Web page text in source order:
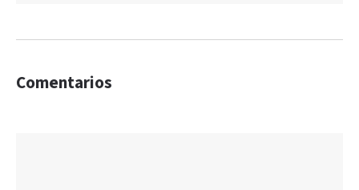
Comentarios